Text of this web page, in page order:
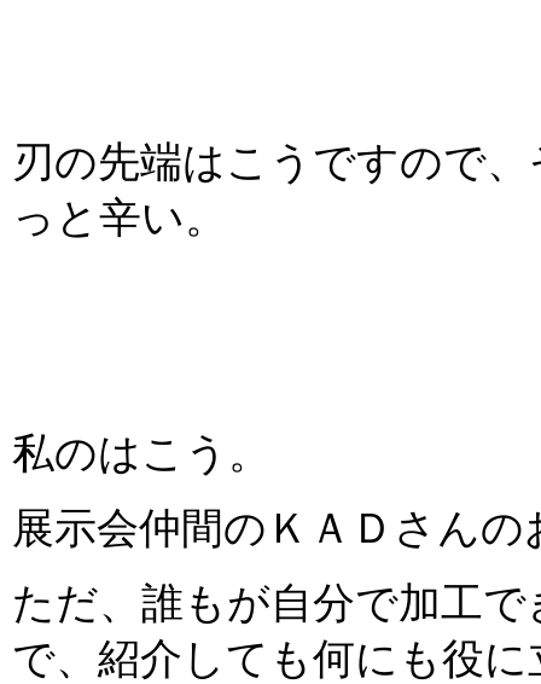
刃の先端はこうですので
っと辛い。
私のはこう。
展示会仲間のＫＡＤさんの
ただ、誰もが自分で加工
で、紹介しても何にも役